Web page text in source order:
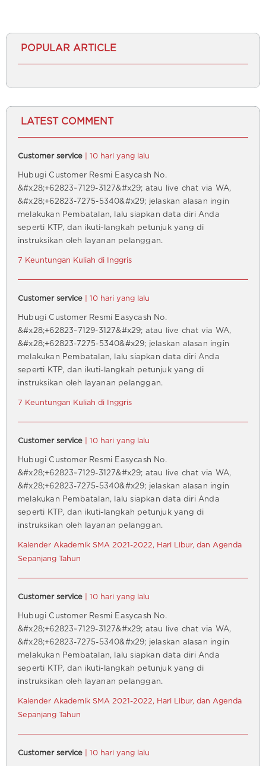
POPULAR ARTICLE
LATEST COMMENT
Customer service | 10 hari yang lalu
Hubugi Customer Resmi Easycash No.
&#x28;+62823~7129-3127&#x29; atau live chat via WA,
&#x28;+62823-7275-5340&#x29; jelaskan alasan ingin
melakukan Pembatalan, lalu siapkan data diri Anda
seperti KTP, dan ikuti-langkah petunjuk yang di
instruksikan oleh layanan pelanggan.
7 Keuntungan Kuliah di Inggris
Customer service | 10 hari yang lalu
Hubugi Customer Resmi Easycash No.
&#x28;+62823~7129-3127&#x29; atau live chat via WA,
&#x28;+62823-7275-5340&#x29; jelaskan alasan ingin
melakukan Pembatalan, lalu siapkan data diri Anda
seperti KTP, dan ikuti-langkah petunjuk yang di
instruksikan oleh layanan pelanggan.
7 Keuntungan Kuliah di Inggris
Customer service | 10 hari yang lalu
Hubugi Customer Resmi Easycash No.
&#x28;+62823~7129-3127&#x29; atau live chat via WA,
&#x28;+62823-7275-5340&#x29; jelaskan alasan ingin
melakukan Pembatalan, lalu siapkan data diri Anda
seperti KTP, dan ikuti-langkah petunjuk yang di
instruksikan oleh layanan pelanggan.
Kalender Akademik SMA 2021-2022, Hari Libur, dan Agenda
Sepanjang Tahun
Customer service | 10 hari yang lalu
Hubugi Customer Resmi Easycash No.
&#x28;+62823~7129-3127&#x29; atau live chat via WA,
&#x28;+62823-7275-5340&#x29; jelaskan alasan ingin
melakukan Pembatalan, lalu siapkan data diri Anda
seperti KTP, dan ikuti-langkah petunjuk yang di
instruksikan oleh layanan pelanggan.
Kalender Akademik SMA 2021-2022, Hari Libur, dan Agenda
Sepanjang Tahun
Customer service | 10 hari yang lalu